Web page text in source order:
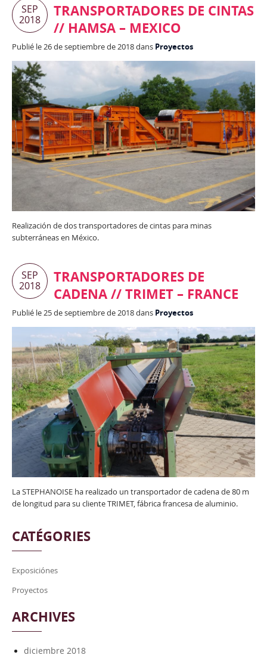
SEP
2018
TRANSPORTADORES DE CINTAS
// HAMSA – MEXICO
Publié le 26 de septiembre de 2018 dans Proyectos
Realización de dos transportadores de cintas para minas
subterráneas en México.
SEP
2018
TRANSPORTADORES DE
CADENA // TRIMET – FRANCE
Publié le 25 de septiembre de 2018 dans Proyectos
La STEPHANOISE ha realizado un transportador de cadena de 80 m
de longitud para su cliente TRIMET, fábrica francesa de aluminio.
CATÉGORIES
Exposiciónes
Proyectos
ARCHIVES
diciembre 2018